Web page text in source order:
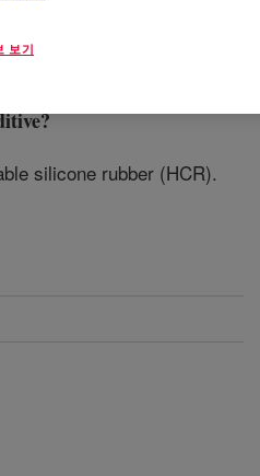
?
silicone rubber (HCR).
보기